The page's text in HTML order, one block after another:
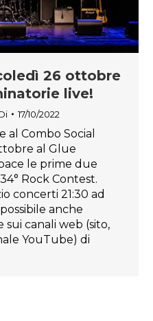
26 ottobre
live!
17/10/2022
Combo Social
al Glue
le prime due
Rock Contest.
concerti 21:30 ad
anche
canali web (sito,
YouTube) di